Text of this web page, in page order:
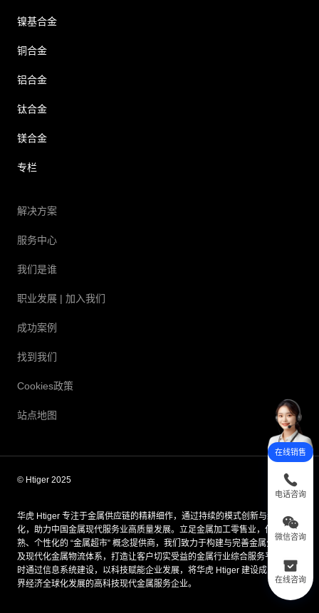
镍基合金
铜合金
铝合金
钛合金
镁合金
专栏
解决方案
服务中心
我们是谁
职业发展 | 加入我们
成功案例
找到我们
Cookies政策
站点地图
© Htiger 2025
华虎 Htiger 专注于金属供应链的精耕细作，通过持续的模式创新与组织优
化，助力中国金属现代服务业高质量发展。立足金属加工零售业，作为成
熟、个性化的 “金属超市” 概念提供商，我们致力于构建与完善金属分销网络
及现代化金属物流体系，打造让客户切实受益的金属行业综合服务平台；同
时通过信息系统建设，以科技赋能企业发展，将华虎 Htiger 建设成为适配世
界经济全球化发展的高科技现代金属服务企业。
在线销售
电话咨询
微信咨询
在线咨询